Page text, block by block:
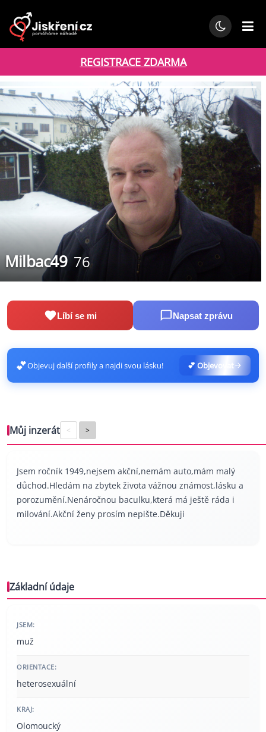
REGISTRACE ZDARMA
Milbac49 76
Líbí se mi Napsat zprávu
💕Objevuj další profily a najdi svou lásku! 💕 Objevovat
Můj inzerát < >
Jsem ročník 1949,nejsem akční,nemám auto,mám malý
důchod.Hledám na zbytek života vážnou známost,lásku a
porozumění.Nenáročnou baculku,která má ještě ráda i
milování.Akční ženy prosím nepište.Děkuji
Základní údaje
JSEM:
muž
ORIENTACE:
heterosexuální
KRAJ:
Olomoucký